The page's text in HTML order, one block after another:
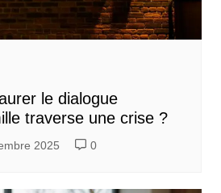
le dialogue
traverse une crise ?
2025 0